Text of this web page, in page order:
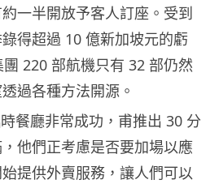
一半開放予客人訂座。受到
得超過 10 億新加坡元的虧
220 部航機只有 32 部仍然
過各種方法開源。
餐廳非常成功，甫推出 30 分
他們正考慮是否要加場以應
提供外賣服務，讓人們可以